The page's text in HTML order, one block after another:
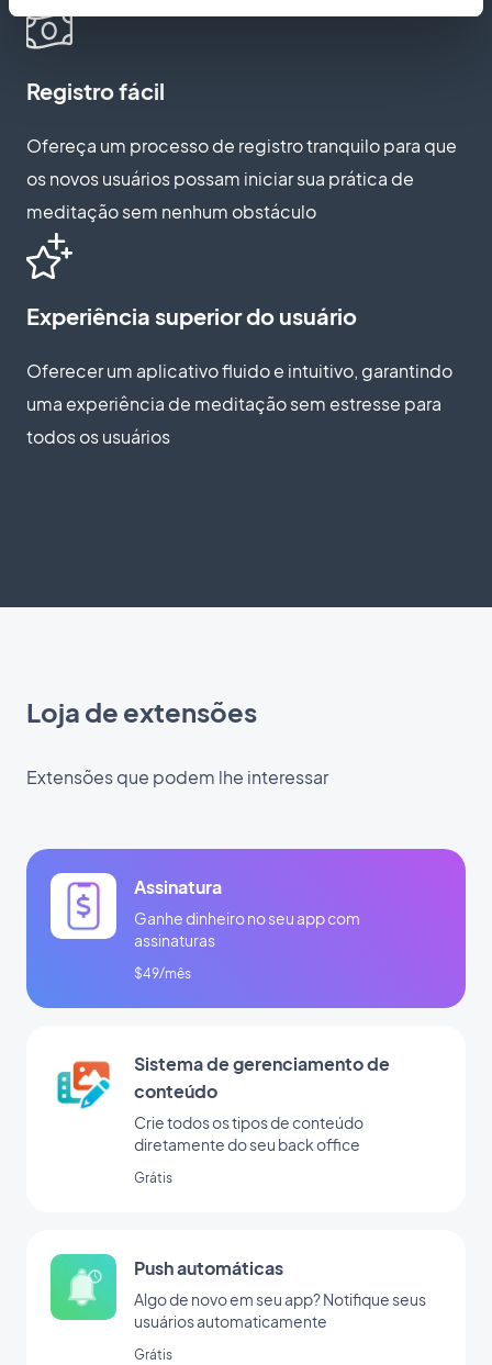
Registro fácil
Ofereça um processo de registro tranquilo para que
os novos usuários possam iniciar sua prática de
meditação sem nenhum obstáculo
Experiência superior do usuário
Oferecer um aplicativo fluido e intuitivo, garantindo
uma experiência de meditação sem estresse para
todos os usuários
Loja de extensões
Extensões que podem lhe interessar
Assinatura
Ganhe dinheiro no seu app com
assinaturas
$49/mês
Sistema de gerenciamento de
conteúdo
Crie todos os tipos de conteúdo
diretamente do seu back office
Grátis
Push automáticas
Algo de novo em seu app? Notifique seus
usuários automaticamente
Grátis